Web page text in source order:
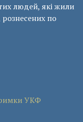
людей, які жили
рознесених по
УКФ